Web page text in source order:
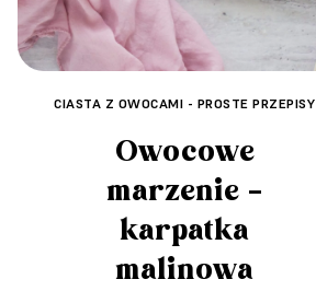
CIASTA Z OWOCAMI - PROSTE PRZEPISY
Owocowe
marzenie –
karpatka
malinowa